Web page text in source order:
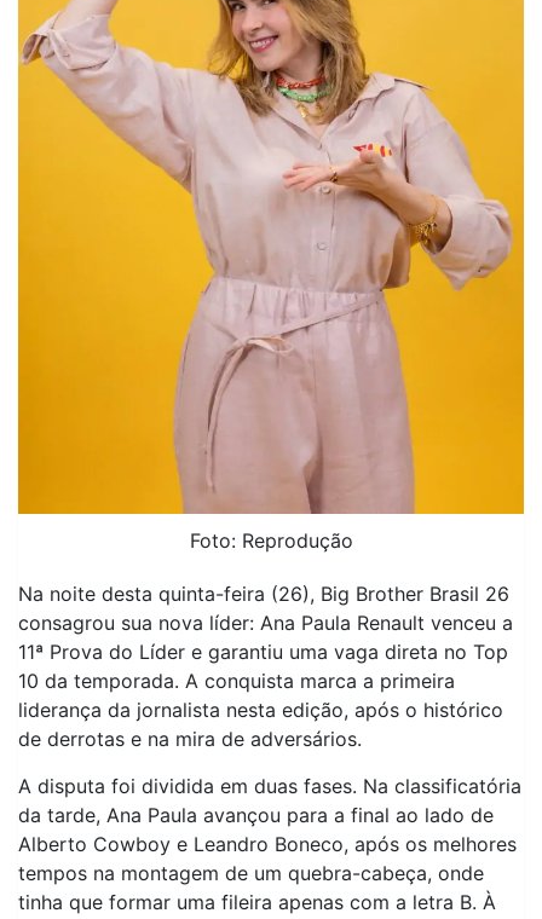
Foto: Reprodução
Na noite desta quinta-feira (26), Big Brother Brasil 26
consagrou sua nova líder: Ana Paula Renault venceu a
11ª Prova do Líder e garantiu uma vaga direta no Top
10 da temporada. A conquista marca a primeira
liderança da jornalista nesta edição, após o histórico
de derrotas e na mira de adversários.
A disputa foi dividida em duas fases. Na classificatória
da tarde, Ana Paula avançou para a final ao lado de
Alberto Cowboy e Leandro Boneco, após os melhores
tempos na montagem de um quebra-cabeça, onde
tinha que formar uma fileira apenas com a letra B. À